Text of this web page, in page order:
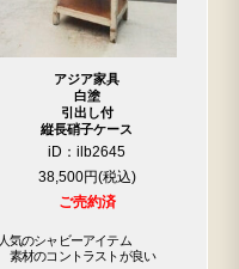
アジア家具
白塗
引出し付
縦長硝子ケース
iD：ilb2645
38,500円
ご売約済
人気のシャビーアイテム
素材のコントラストが良い